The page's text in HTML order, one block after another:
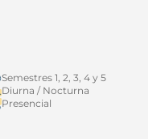
Semestres 1, 2, 3, 4 y 5
Diurna / Nocturna
Presencial